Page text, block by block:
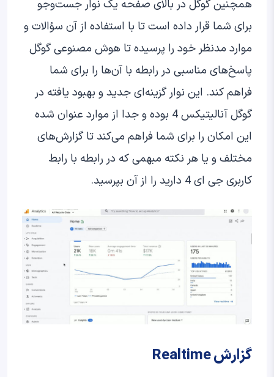
همچنین گوگل در بالای صفحه یک نوار جست‌وجو
برای شما قرار داده است تا با استفاده از آن سؤالات و
موارد مدنظر خود را پرسیده تا هوش مصنوعی گوگل
پاسخ‌های مناسبی در رابطه با آن‌ها را برای شما
فراهم کند. این نوار گزینه‌ای جدید و بهبود یافته در
گوگل آنالیتیکس 4 بوده و جدا از موارد عنوان شده
این امکان را برای شما فراهم می‌کند تا گزارش‌های
مختلف و یا هر نکته مبهمی که در رابطه با رابط
کاربری جی ای 4 دارید را از آن بپرسید.
گزارش Realtime